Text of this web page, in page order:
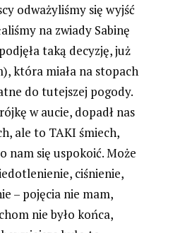
odważyliśmy się wyjść
na zwiady Sabinę
taką decyzję, już
która miała na stopach
do tutejszej pogody.
w aucie, dopadł nas
ale to TAKI śmiech,
nam się uspokoić. Może
ciśnienie,
– pojęcia nie mam,
nie było końca,